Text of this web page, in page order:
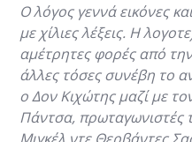
Ο λόγος γεννά εικόνες
με χίλιες λέξεις. Η
αμέτρητες φορές από
άλλες τόσες συνέβη το
ο Δον Κιχώτης μαζί με
Πάντσα, πρωταγωνιστές
Μιγκέλ ντε Θερβάντες